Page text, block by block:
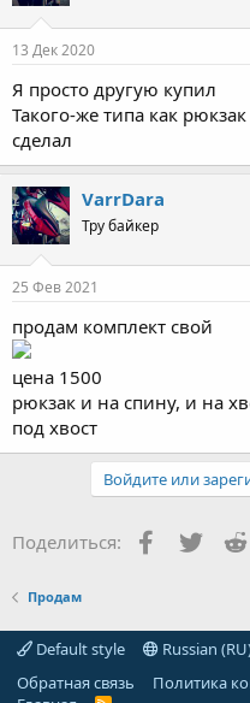
13 Дек 2020
Я просто другую купил
Такого-же типа как
сделал
VarrDara
Тру байкер
25 Фев 2021
продам комплект свой
цена 1500
рюкзак и на спину, и на
под хвост
Войдите или
Поделиться: Facebook
Twitter
Продам
Default style
Russian
Обратная связь
Политика